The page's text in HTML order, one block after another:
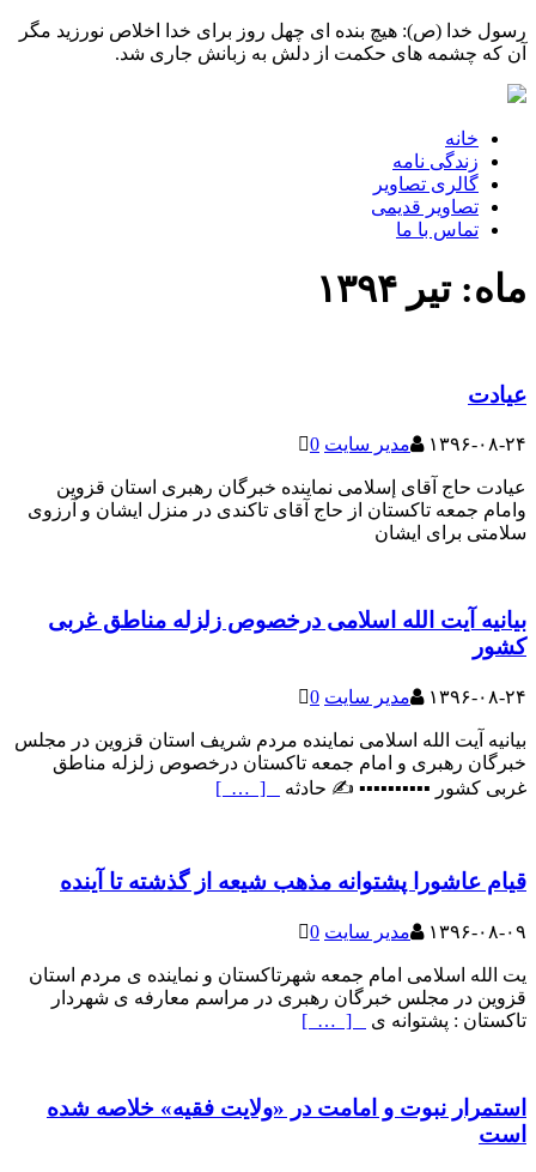
رسول خدا (ص): هیچ بنده ای چهل روز برای خدا اخلاص نورزید مگر
آن که چشمه های حکمت از دلش به زبانش جاری شد.
خانه
زندگی نامه
گالری تصاویر
تصاویر قدیمی
تماس با ما
ماه:تیر ۱۳۹۴
عیادت
۱۳۹۶-۰۸-۲۴ مدیر سایت 0
عیادت حاج آقای إسلامی نماینده خبرگان رهبرى استان قزوین
وامام جمعه تاکستان از حاج آقای تاکندی در منزل ایشان و آرزوی
سلامتی برای ایشان
بیانیه آیت الله اسلامی درخصوص زلزله مناطق غربی
کشور
۱۳۹۶-۰۸-۲۴ مدیر سایت 0
بیانیه آیت الله اسلامی نماینده مردم شریف استان قزوین در مجلس
خبرگان رهبری و امام جمعه تاکستان درخصوص زلزله مناطق
غربی کشور ▪️▪️▪️▪️▪️▪️▪️▪️▪️▪️ ✍️ حادثه
[ … ]
قیام عاشورا پشتوانه مذهب شیعه از گذشته تا آینده
۱۳۹۶-۰۸-۰۹ مدیر سایت 0
یت الله اسلامی امام جمعه شهرتاکستان و نماینده ی مردم استان
قزوین در مجلس خبرگان رهبری در مراسم معارفه ی شهردار
تاکستان : پشتوانه ی
[ … ]
استمرار نبوت و امامت در «ولایت فقیه» خلاصه شده
است